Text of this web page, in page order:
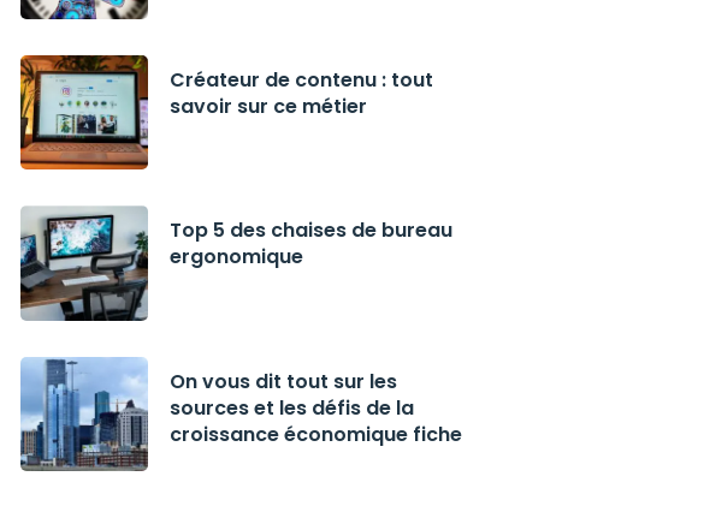
Créateur de contenu : tout
savoir sur ce métier
Top 5 des chaises de bureau
ergonomique
On vous dit tout sur les
sources et les défis de la
croissance économique fiche